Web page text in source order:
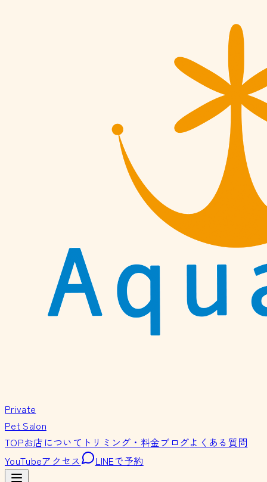
Private
Pet Salon
TOPお店について トリミング・料金ブログよくある質問
YouTubeアクセス LINEで予約